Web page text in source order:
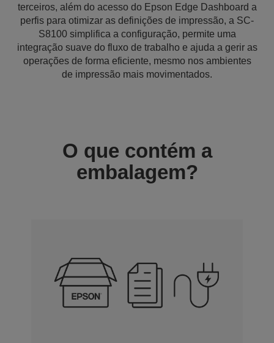
terceiros, além do acesso do Epson Edge Dashboard a
perfis para otimizar as definições de impressão, a SC-
S8100 simplifica a configuração, permite uma
integração suave do fluxo de trabalho e ajuda a gerir as
operações de forma eficiente, mesmo nos ambientes
de impressão mais movimentados.
O que contém a
embalagem?